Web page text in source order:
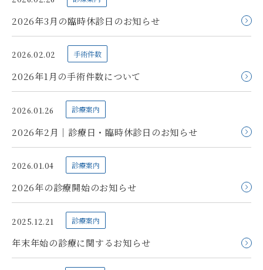
2026年3月の臨時休診日のお知らせ
2026.02.02 手術件数
2026年1月の手術件数について
2026.01.26 診療案内
2026年2月｜診療日・臨時休診日のお知らせ
2026.01.04 診療案内
2026年の診療開始のお知らせ
2025.12.21 診療案内
年末年始の診療に関するお知らせ